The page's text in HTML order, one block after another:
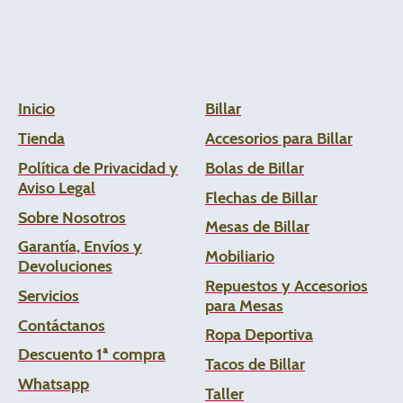
Inicio
Tienda
Política de Privacidad y
Aviso Legal
Sobre Nosotros
Garantía, Envíos y
Devoluciones
Servicios
Contáctanos
Descuento 1ª compra
Whatsapp
Billar
Accesorios para Billar
Bolas de Billar
Flechas de Billar
Mesas de Billar
Mobiliario
Repuestos y Accesorios
para Mesas
Ropa Deportiva
Tacos de Billar
Taller